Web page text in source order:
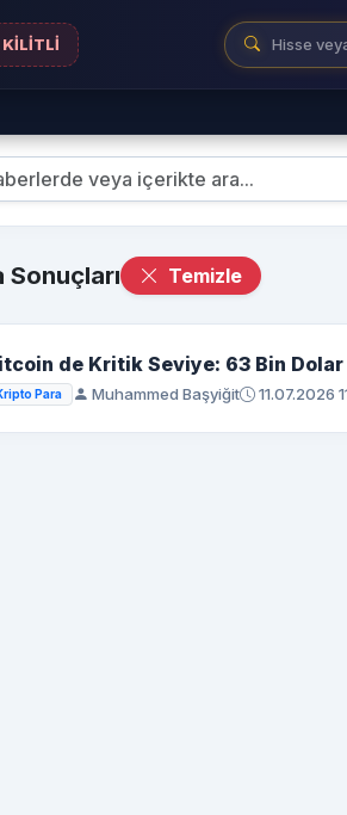
KİLİTLİ
Sonuçları Temizle
de Kritik Seviye: 63 Bin
Para Muhammed Başyiğit 11.07.2026